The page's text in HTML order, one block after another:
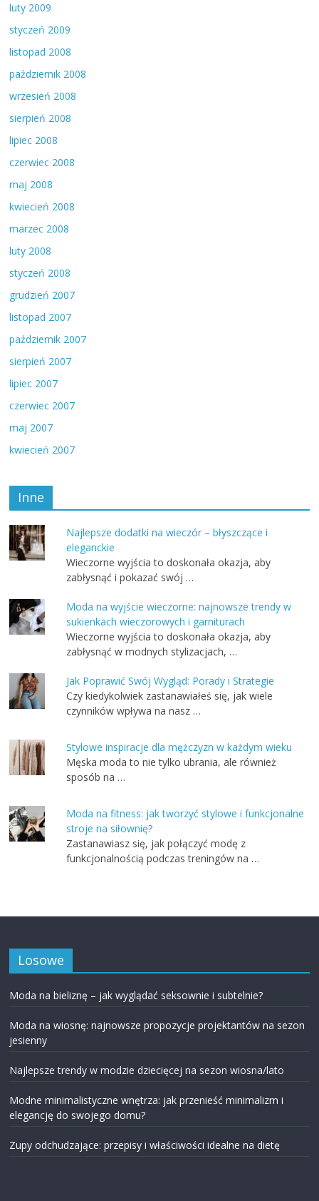
luty 2009
styczeń 2009
listopad 2008
październik 2008
wrzesień 2008
sierpień 2008
lipiec 2008
czerwiec 2008
maj 2008
kwiecień 2008
marzec 2008
luty 2008
styczeń 2008
grudzień 2007
listopad 2007
październik 2007
sierpień 2007
lipiec 2007
czerwiec 2007
maj 2007
kwiecień 2007
Inne
Najlepsze dodatki na wieczór – błyszczące i
eleganckie
Wieczorne wyjścia to doskonała okazja, aby
zabłysnąć i pokazać swój …
Moda na wyjście wieczorne: najnowsze trendy w
sukienkach wieczorowych i garniturach
Wieczorne wyjścia to doskonała okazja, aby
zabłysnąć w modnych stylizacjach, …
Jak Poprawić Swój Wygląd: Porady i Strategie
Czy kiedykolwiek zastanawiałeś się, jak wiele
czynników wpływa na nasz …
Stylowe inspiracje dla mężczyzn w każdym wieku
Męska moda to nie tylko ubrania, ale również
sposób na …
Moda na fitness: jak tworzyć stylowe i funkcjonalne
stroje na siłownię?
Zastanawiasz się, jak połączyć modę z
funkcjonalnością podczas treningów na …
Losowe
Moda na bieliznę – jak wyglądać seksownie i subtelnie?
Moda na wiosnę: najnowsze propozycje projektantów na sezon
jesienny
Najlepsze trendy w modzie dziecięcej na sezon wiosna/lato
Modne minimalistyczne wnętrza: jak przenieść minimalizm i
elegancję do swojego domu?
Zupy odchudzające: przepisy i właściwości idealne na dietę